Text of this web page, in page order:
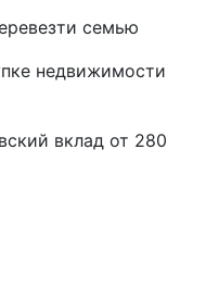
семью
недвижимости
вклад от 280